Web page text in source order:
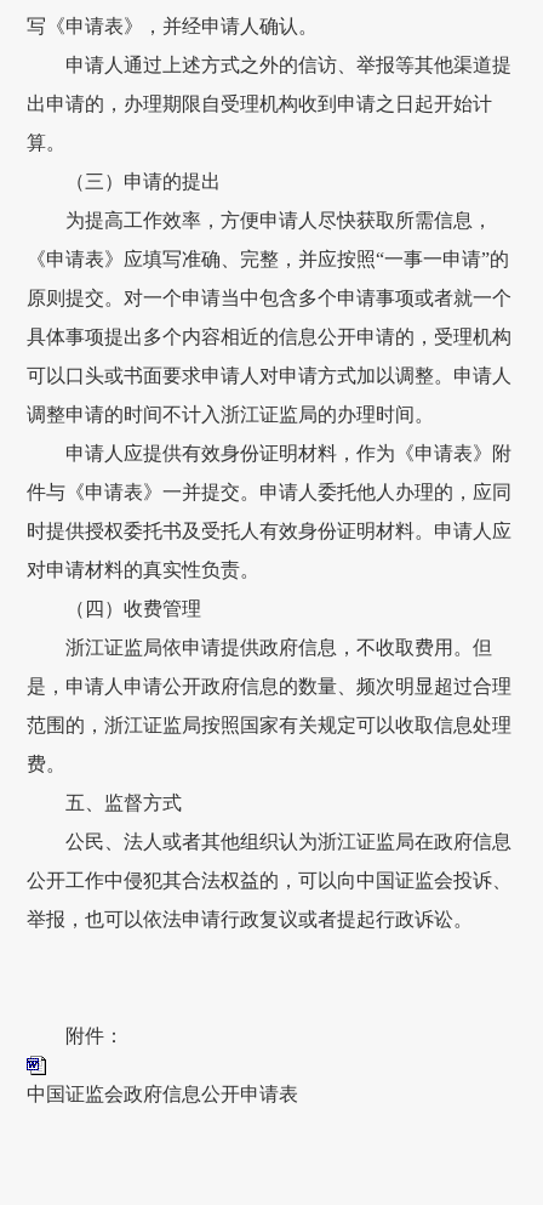
写《申请表》，并经申请人确认。
申请人通过上述方式之外的信访、举报等其他渠道提
出申请的，办理期限自受理机构收到申请之日起开始计
算。
（三）申请的提出
为提高工作效率，方便申请人尽快获取所需信息，
《申请表》应填写准确、完整，并应按照“一事一申请”的
原则提交。对一个申请当中包含多个申请事项或者就一个
具体事项提出多个内容相近的信息公开申请的，受理机构
可以口头或书面要求申请人对申请方式加以调整。申请人
调整申请的时间不计入浙江证监局的办理时间。
申请人应提供有效身份证明材料，作为《申请表》附
件与《申请表》一并提交。申请人委托他人办理的，应同
时提供授权委托书及受托人有效身份证明材料。申请人应
对申请材料的真实性负责。
（四）收费管理
浙江证监局依申请提供政府信息，不收取费用。但
是，申请人申请公开政府信息的数量、频次明显超过合理
范围的，浙江证监局按照国家有关规定可以收取信息处理
费。
五、监督方式
公民、法人或者其他组织认为浙江证监局在政府信息
公开工作中侵犯其合法权益的，可以向中国证监会投诉、
举报，也可以依法申请行政复议或者提起行政诉讼。
附件：
中国证监会政府信息公开申请表